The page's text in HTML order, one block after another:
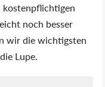
kostenpflichtigen
noch besser
wir die wichtigsten
Lupe.